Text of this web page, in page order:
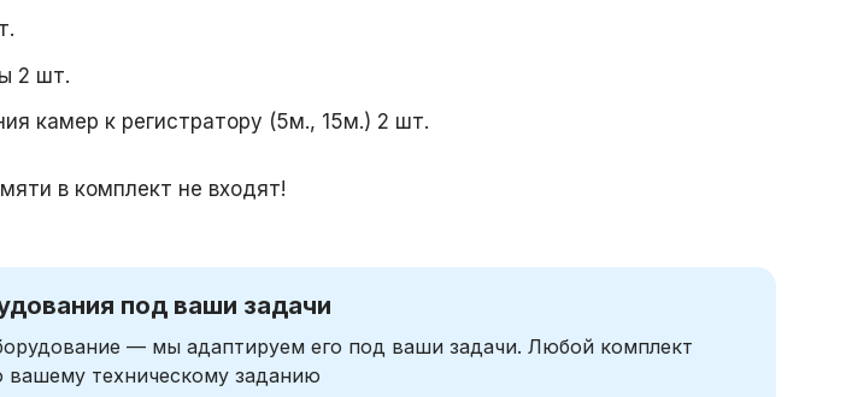
2 шт.
камер к регистратору (5м., 15м.) 2 шт.
в комплект не входят!
под ваши задачи
— мы адаптируем его под ваши задачи. Любой комплект
техническому заданию